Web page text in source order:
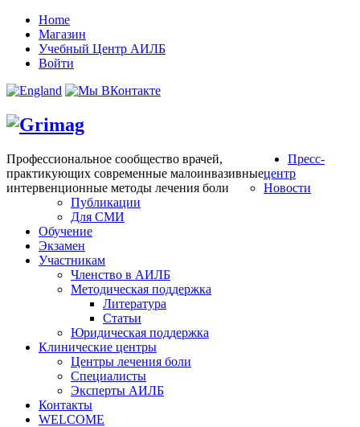
Home
Магазин
Учебный Центр АИЛБ
Войти
Профессиональное сообщество врачей,
практикующих современные малоинвазивные
интервенционные методы лечения боли
Пресс-
центр
Новости
Публикации
Для СМИ
Обучение
Экзамен
Участникам
Членство в АИЛБ
Методическая поддержка
Литература
Статьи
Юридическая поддержка
Клинические центры
Центры лечения боли
Специалисты
Эксперты АИЛБ
Контакты
WELCOME